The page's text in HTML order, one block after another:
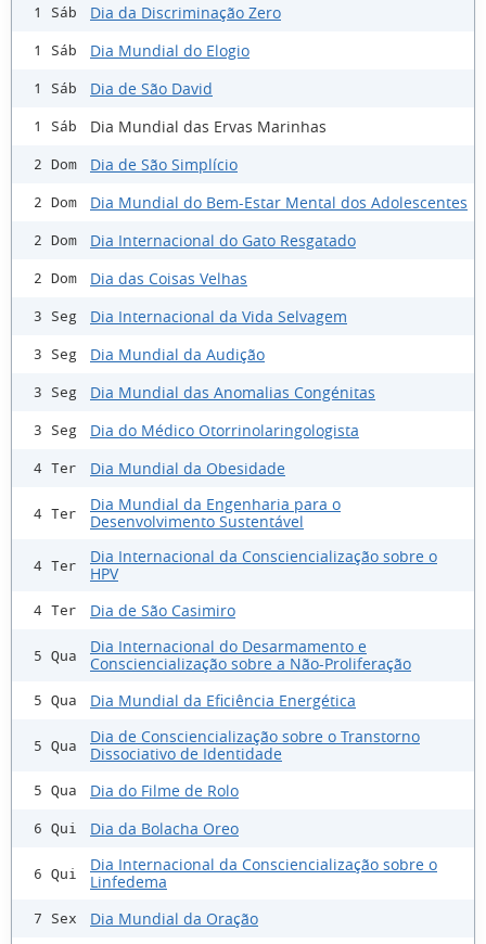
1 Sáb Dia da Discriminação Zero
1 Sáb Dia Mundial do Elogio
1 Sáb Dia de São David
1 Sáb Dia Mundial das Ervas Marinhas
2 Dom Dia de São Simplício
2 Dom Dia Mundial do Bem-Estar Mental dos Adolescentes
2 Dom Dia Internacional do Gato Resgatado
2 Dom Dia das Coisas Velhas
3 Seg Dia Internacional da Vida Selvagem
3 Seg Dia Mundial da Audição
3 Seg Dia Mundial das Anomalias Congénitas
3 Seg Dia do Médico Otorrinolaringologista
4 Ter Dia Mundial da Obesidade
4 Ter
Dia Mundial da Engenharia para o
Desenvolvimento Sustentável
4 Ter
Dia Internacional da Consciencialização sobre o
HPV
4 Ter Dia de São Casimiro
5 Qua
Dia Internacional do Desarmamento e
Consciencialização sobre a Não-Proliferação
5 Qua Dia Mundial da Eficiência Energética
5 Qua
Dia de Consciencialização sobre o Transtorno
Dissociativo de Identidade
5 Qua Dia do Filme de Rolo
6 Qui Dia da Bolacha Oreo
6 Qui
Dia Internacional da Consciencialização sobre o
Linfedema
7 Sex Dia Mundial da Oração